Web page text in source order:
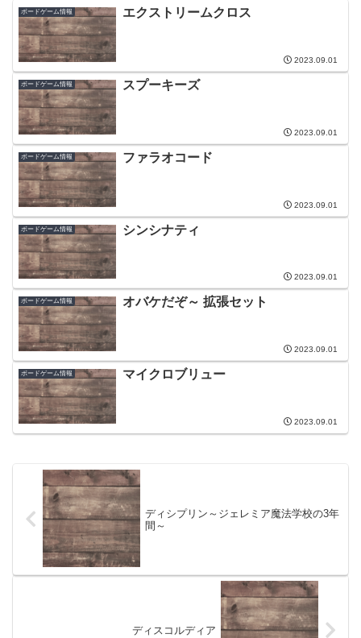
ボードゲーム情報 エクストリームクロス
2023.09.01
ボードゲーム情報 スプーキーズ
2023.09.01
ボードゲーム情報 ファラオコード
2023.09.01
ボードゲーム情報 シンシナティ
2023.09.01
ボードゲーム情報 オバケだぞ～ 拡張セット
2023.09.01
ボードゲーム情報 マイクロブリュー
2023.09.01
ディシプリン～ジェレミア魔法学校の3年
間～
ディスコルディア